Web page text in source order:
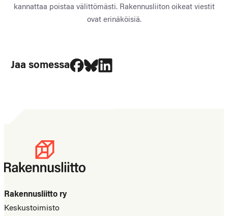
kannattaa poistaa välittömästi. Rakennusliiton oikeat viestit
ovat erinäköisiä.
Jaa somessa
Jaa Facebookissa
Jaa Blueskyssa
Jaa LinkedIn:ssä
Rakennusliitto ry
Keskustoimisto